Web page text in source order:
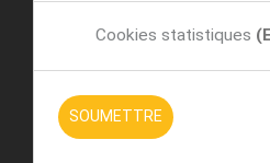
Cookies statistiques
SOUMETTRE